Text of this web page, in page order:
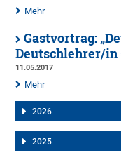
Mehr
Gastvortrag:
Deutschlehrer/in
11.05.2017
Mehr
2026
2025